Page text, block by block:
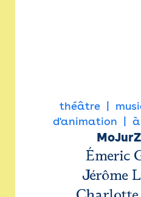
théâtre
d'animation
Émeric
Jérôme